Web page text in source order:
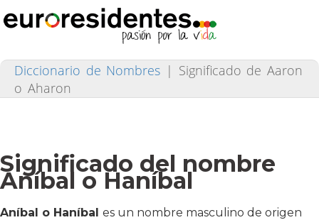
Diccionario de Nombres | Significado de Aaron
o Aharon
Significado del nombre
Aníbal o Haníbal
Aníbal o Haníbal es un nombre masculino de origen